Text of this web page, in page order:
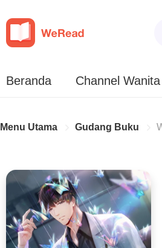
Beranda Channel Wanita
Menu Utama Gudang Buku